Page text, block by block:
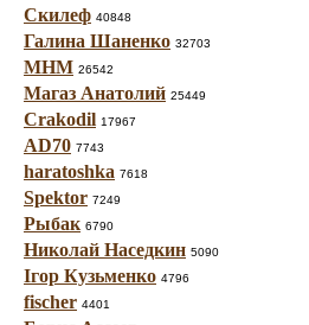
Скилеф 40848
Галина Шаненко 32703
МНМ 26542
Магаз Анатолий 25449
Crakodil 17967
AD70 7743
haratoshka 7618
Spektor 7249
Рыбак 6790
Николай Наседкин 5090
Ігор Кузьменко 4796
fischer 4401